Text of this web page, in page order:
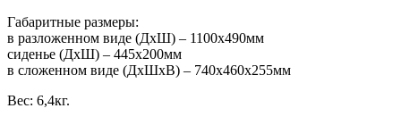
Габаритные размеры:
в разложенном виде (ДхШ) – 1100х490мм
сиденье (ДхШ) – 445х200мм
в сложенном виде (ДхШхВ) – 740х460х255мм
Вес: 6,4кг.